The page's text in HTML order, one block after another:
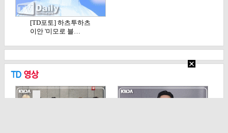
[TD포토] 하츠투하츠
이안 '미모로 블…